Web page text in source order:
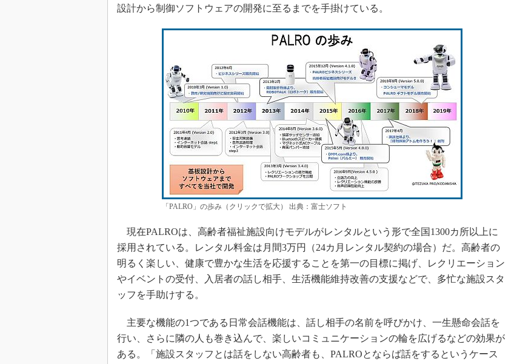
設計から制御ソフトウェアの開発に至るまでを手掛けている。
「PALRO」の歩み（クリックで拡大） 出典：富士ソフト
現在PALROは、高齢者福祉施設向けモデルがレンタルという形で全国1300カ所以上に
採用されている。レンタル料金は月間3万円（24カ月レンタル契約の場合）だ。高齢者の
明るく楽しい、健康で豊かな生活を応援することを第一の目標に掲げ、レクリエーション
やイベントの受付、入居者の話し相手、生活機能維持改善の支援などで、多忙な施設スタ
ッフを手助けする。
主要な機能の1つである日常会話機能は、話し相手の名前を呼びかけ、一生懸命会話を
行い、さらに隣の人も巻き込んで、楽しいコミュニケーションの輪を広げるなどの効果が
ある。「施設スタッフとは話をしない高齢者も、PALROとならば話をするというケース